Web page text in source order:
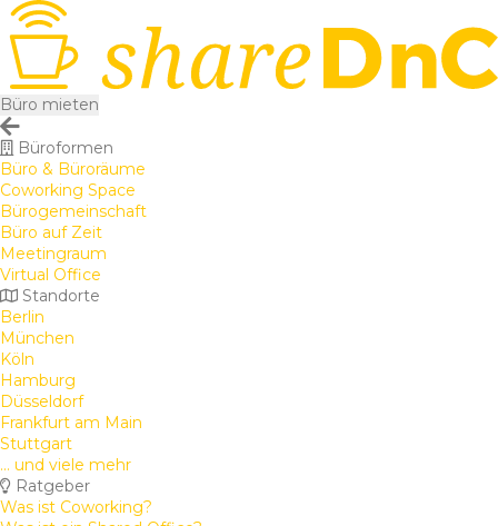
Büro mieten
Büroformen
Büro & Büroräume
Coworking Space
Bürogemeinschaft
Büro auf Zeit
Meetingraum
Virtual Office
Standorte
Berlin
München
Köln
Hamburg
Düsseldorf
Frankfurt am Main
Stuttgart
... und viele mehr
Ratgeber
Was ist Coworking?